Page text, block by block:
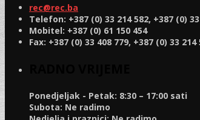
rec@rec.ba
Telefon: +387 (0) 33 214 582, +387 (0)
Mobitel: +387 (0) 61 150 454
Fax: +387 (0) 33 408 779, +387 (0) 33 214
Ponedjeljak - Petak: 8:30 – 17:00 sati
Subota: Ne radimo